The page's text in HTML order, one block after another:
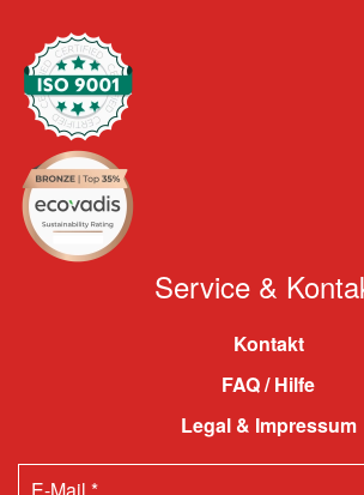
Service &
Kontakt
FAQ / Hilfe
Legal & Impressum